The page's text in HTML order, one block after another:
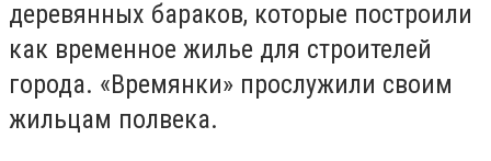
деревянных бараков, которые построили
как временное жилье для строителей
города. «Времянки» прослужили своим
жильцам полвека.